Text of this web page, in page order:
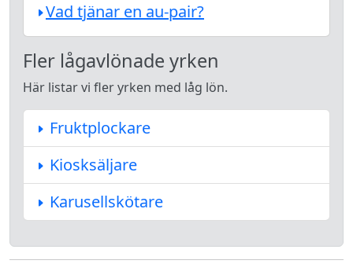
Vad tjänar en au-pair?
Fler lågavlönade yrken
Här listar vi fler yrken med låg lön.
Fruktplockare
Kiosksäljare
Karusellskötare